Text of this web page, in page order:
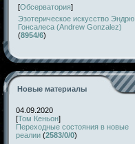
[Обсерватория]
Эзотерическое искусство Эндрю
Гонсалеса (Andrew Gonzalez)
(8954/6)
Новые материалы
04.09.2020
[Том Кеньон]
Переходные состояния в новые
реалии (2583/0/0)